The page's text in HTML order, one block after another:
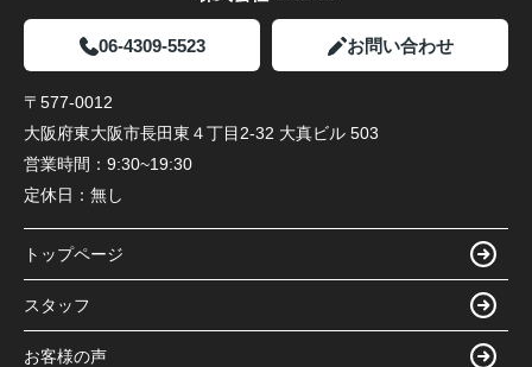
06-4309-5523 お問い合わせ
〒577-0012
大阪府東大阪市長田東４丁目2-32 大真ビル 503
営業時間： 9:30~19:30
定休日： 無し
トップページ
スタッフ
お客様の声